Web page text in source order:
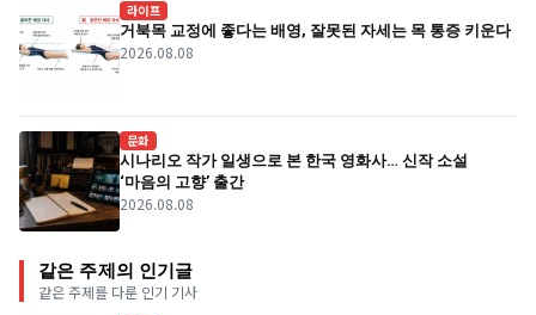
라이프
거북목 교정에 좋다는 배영, 잘못된 자세는 목 통증 키운다
2026.08.08
문화
시나리오 작가 일생으로 본 한국 영화사… 신작 소설
‘마음의 고향’ 출간
2026.08.08
같은 주제의 인기글
같은 주제를 다룬 인기 기사